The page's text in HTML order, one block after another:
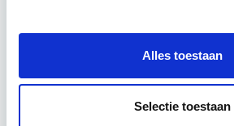
Alles toestaan
Selectie toestaan
integrale systematische
beheer. Onder andere komen
Lees verder